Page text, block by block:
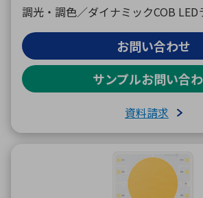
調光・調色／ダイナミックCOB
お問い合わせ
サンプルお問い合
資料請求